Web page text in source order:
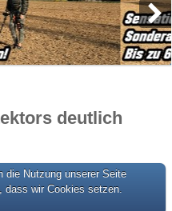
deutlich
die Nutzung unserer Seite
dass wir Cookies setzen.